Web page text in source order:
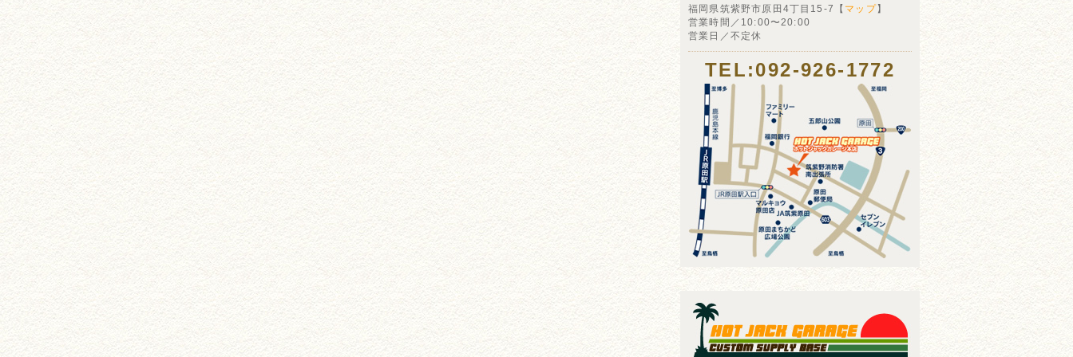
福岡県筑紫野市原田4丁目15-7【 マップ】
営業時間／10:00〜20:00
営業日／不定休
TEL:092-926-1772